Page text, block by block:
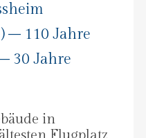
– 110 Jahre
30 Jahre
in